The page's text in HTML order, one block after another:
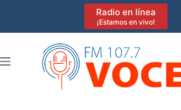
Radio en línea
¡Estamos en vivo!